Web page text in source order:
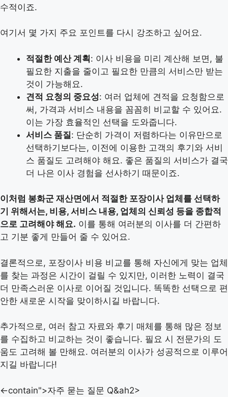
수적이죠.
여기서 몇 가지 주요 포인트를 다시 강조하고 싶어요.
적절한 예산 계획: 이사 비용을 미리 계산해 보면, 불
필요한 지출을 줄이고 필요한 만큼의 서비스만 받는
것이 가능해요.
견적 요청의 중요성: 여러 업체에 견적을 요청함으로
써, 가격과 서비스 내용을 꼼꼼히 비교할 수 있어요.
이는 가장 효율적인 선택을 도와줍니다.
서비스 품질: 단순히 가격이 저렴하다는 이유만으로
선택하기보다는, 이전에 이용한 고객의 후기와 서비
스 품질도 고려해야 해요. 좋은 품질의 서비스가 결국
더 나은 이사 경험을 선사하기 때문이죠.
이처럼 봉화군 재산면에서 적절한 포장이사 업체를 선택하
기 위해서는, 비용, 서비스 내용, 업체의 신뢰성 등을 종합적
으로 고려해야 해요. 이를 통해 여러분의 이사를 더 간편하
고 기분 좋게 만들어 줄 수 있어요.
결론적으로, 포장이사 비용 비교를 통해 자신에게 맞는 업체
를 찾는 과정은 시간이 걸릴 수 있지만, 이러한 노력이 결국
더 만족스러운 이사로 이어질 것입니다. 똑똑한 선택으로 편
안한 새로운 시작을 맞이하시길 바랍니다.
추가적으로, 여러 참고 자료와 후기 매체를 통해 많은 정보
를 수집하고 비교하는 것이 좋습니다. 필요 시 전문가의 도
움도 고려해 볼 만해요. 여러분의 이사가 성공적으로 이루어
지길 바랍니다!
<-contain">자주 묻는 질문 Q&ah2>